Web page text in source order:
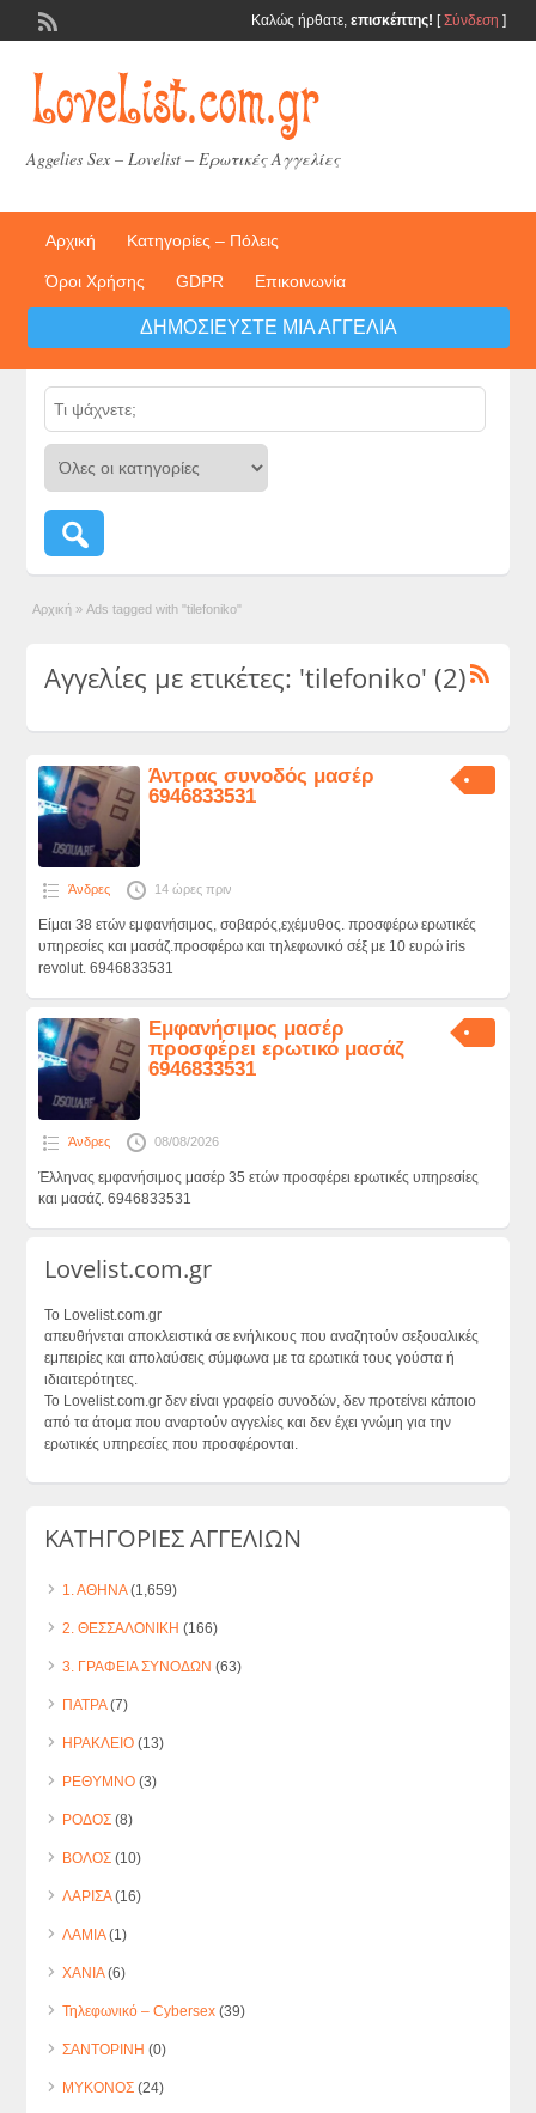
Καλώς ήρθατε, επισκέπτης! [Σύνδεση ]
Aggelies Sex – Lovelist – Ερωτικές Αγγελίες
Αρχική Κατηγορίες – Πόλεις
Όροι Χρήσης GDPR Επικοινωνία
ΔΗΜΟΣΙΕΎΣΤΕ ΜΙΑ ΑΓΓΕΛΊΑ
Αρχική » Ads tagged with "tilefoniko"
Αγγελίες με ετικέτες: 'tilefoniko' (2)
Άντρας συνοδός μασέρ
6946833531
Άνδρες 14 ώρες πριν
Είμαι 38 ετών εμφανήσιμος, σοβαρός,εχέμυθος. προσφέρω ερωτικές
υπηρεσίες και μασάζ.προσφέρω και τηλεφωνικό σέξ με 10 ευρώ iris
revolut. 6946833531
Εμφανήσιμος μασέρ
προσφέρει ερωτικό μασάζ
6946833531
Άνδρες 08/08/2026
Έλληνας εμφανήσιμος μασέρ 35 ετών προσφέρει ερωτικές υπηρεσίες
και μασάζ. 6946833531
Lovelist.com.gr
Το Lovelist.com.gr
απευθήνεται αποκλειστικά σε ενήλικους που αναζητούν σεξουαλικές
εμπειρίες και απολαύσεις σύμφωνα με τα ερωτικά τους γούστα ή
ιδιαιτερότητες.
Το Lovelist.com.gr δεν είναι γραφείο συνοδών, δεν προτείνει κάποιο
από τα άτομα που αναρτούν αγγελίες και δεν έχει γνώμη για την
ερωτικές υπηρεσίες που προσφέρονται.
ΚΑΤΗΓΟΡΙΕΣ ΑΓΓΕΛΙΩΝ
1. ΑΘΗΝΑ(1,659)
2. ΘΕΣΣΑΛΟΝΙΚΗ (166)
3. ΓΡΑΦΕΙΑ ΣΥΝΟΔΩΝ (63)
ΠΑΤΡΑ(7)
ΗΡΑΚΛΕΙΟ (13)
ΡΕΘΥΜΝΟ (3)
ΡΟΔΟΣ (8)
ΒΟΛΟΣ (10)
ΛΑΡΙΣΑ(16)
ΛΑΜΙΑ(1)
ΧΑΝΙΑ(6)
Τηλεφωνικό – Cybersex (39)
ΣΑΝΤΟΡΙΝΗ (0)
ΜΥΚΟΝΟΣ (24)